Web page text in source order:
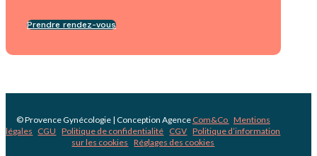
Prendre rendez-vous
© Provence Gynécologie | Conception AgenceCom&Co Mentions
légales |CGU |Politique de confidentialité |CGV |Politique d’information
sur les cookies |Réglages des cookies